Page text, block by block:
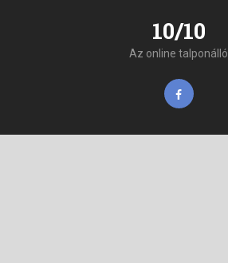
10/10
Az online talponálló